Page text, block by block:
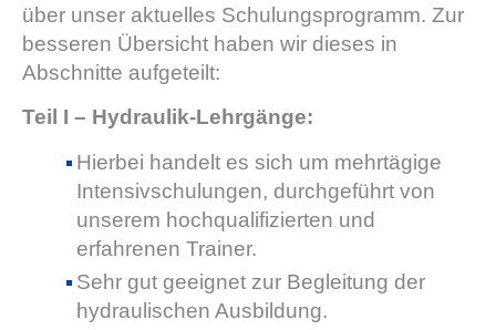
über unser aktuelles Schulungsprogramm. Zur
besseren Übersicht haben wir dieses in
Abschnitte aufgeteilt:
Teil I – Hydraulik-Lehrgänge:
Hierbei handelt es sich um mehrtägige
Intensivschulungen, durchgeführt von
unserem hochqualifizierten und
erfahrenen Trainer.
Sehr gut geeignet zur Begleitung der
hydraulischen Ausbildung.